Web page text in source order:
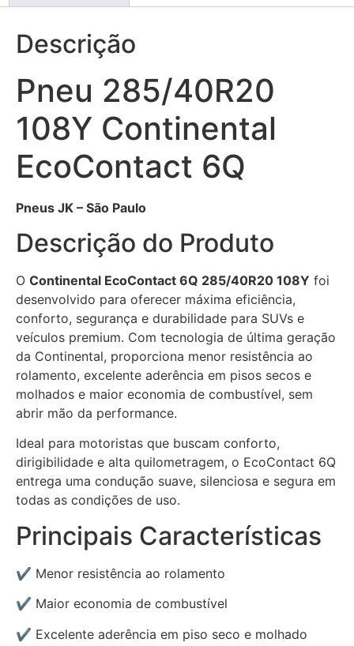
Descrição
Pneu 285/40R20
108Y Continental
EcoContact 6Q
Pneus JK – São Paulo
Descrição do Produto
O Continental EcoContact 6Q 285/40R20 108Y foi
desenvolvido para oferecer máxima eficiência,
conforto, segurança e durabilidade para SUVs e
veículos premium. Com tecnologia de última geração
da Continental, proporciona menor resistência ao
rolamento, excelente aderência em pisos secos e
molhados e maior economia de combustível, sem
abrir mão da performance.
Ideal para motoristas que buscam conforto,
dirigibilidade e alta quilometragem, o EcoContact 6Q
entrega uma condução suave, silenciosa e segura em
todas as condições de uso.
Principais Características
✔ Menor resistência ao rolamento
✔ Maior economia de combustível
✔ Excelente aderência em piso seco e molhado